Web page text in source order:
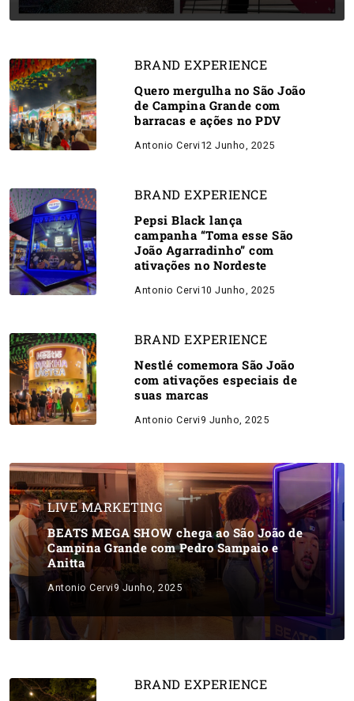
BRAND EXPERIENCE
Quero mergulha no São João
de Campina Grande com
barracas e ações no PDV
Antonio Cervi 12 Junho, 2025
BRAND EXPERIENCE
Pepsi Black lança
campanha “Toma esse São
João Agarradinho” com
ativações no Nordeste
Antonio Cervi 10 Junho, 2025
BRAND EXPERIENCE
Nestlé comemora São João
com ativações especiais de
suas marcas
Antonio Cervi 9 Junho, 2025
LIVE MARKETING
BEATS MEGA SHOW chega ao São João de
Campina Grande com Pedro Sampaio e
Anitta
Antonio Cervi9 Junho, 2025
BRAND EXPERIENCE